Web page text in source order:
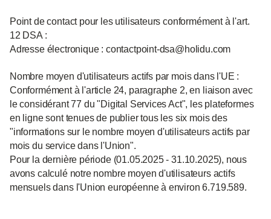
Point de contact pour les utilisateurs conformément à l'art.
12 DSA :
Adresse électronique : contactpoint-dsa@holidu.com
Nombre moyen d'utilisateurs actifs par mois dans l'UE :
Conformément à l'article 24, paragraphe 2, en liaison avec
le considérant 77 du "Digital Services Act", les plateformes
en ligne sont tenues de publier tous les six mois des
"informations sur le nombre moyen d'utilisateurs actifs par
mois du service dans l'Union".
Pour la dernière période (01.05.2025 - 31.10.2025), nous
avons calculé notre nombre moyen d'utilisateurs actifs
mensuels dans l'Union européenne à environ 6.719.589.